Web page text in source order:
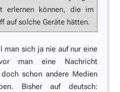
erlernen können, die im
auf solche Geräte hätten.
man sich ja nie auf nur eine
man eine Nachricht
schon andere Medien
Bisher auf deutsch: